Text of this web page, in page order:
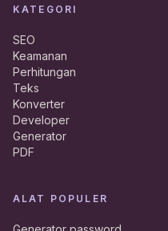
KATEGORI
SEO
Keamanan
Perhitungan
Teks
Konverter
Developer
Generator
PDF
ALAT POPULER